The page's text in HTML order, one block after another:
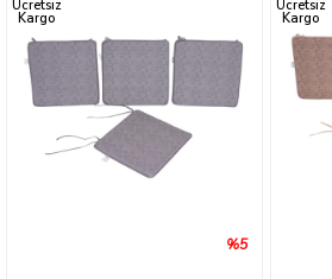
%5
ürün
Ücretsiz
Kargo
ürün
Ücretsiz
Kargo